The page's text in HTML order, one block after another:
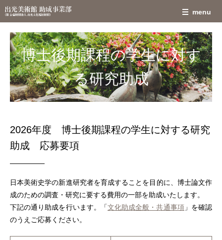
博士後期課程の学生に対す
る研究助成
2026年度 博士後期課程の学生に対する研究
助成 応募要項
日本美術史学の新進研究者を育成することを目的に、博士論文作
成のための調査・研究に要する費用の一部を助成いたします。
下記の通り助成を行います。「文化助成全般・共通事項」を確認
のうえご応募ください。